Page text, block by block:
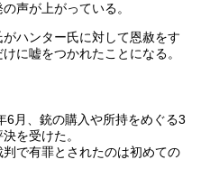
声が上がっている。
ハンター氏に対して恩赦をす
に嘘をつかれたことになる。
6月、銃の購入や所持をめぐる3
を受けた。
で有罪とされたのは初めての